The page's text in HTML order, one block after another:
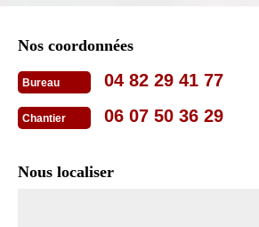
Nos coordonnées
Bureau 04 82 29 41 77
Chantier 06 07 50 36 29
Nous localiser